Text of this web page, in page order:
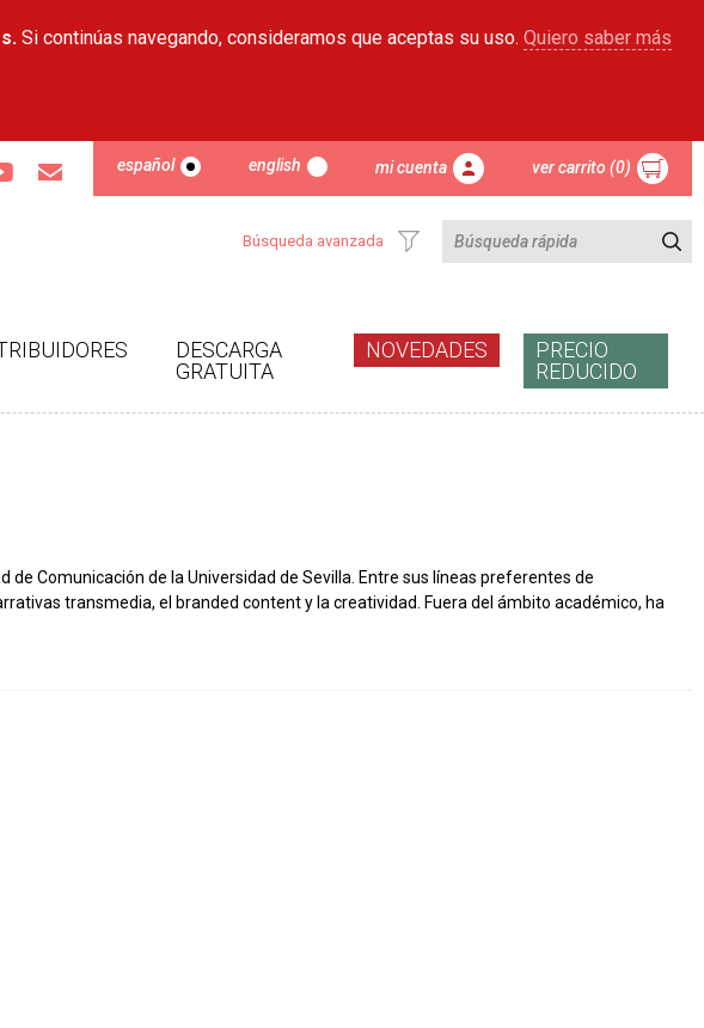
Si continúas navegando, consideramos que aceptas su uso. Quiero saber más
español english mi cuenta ver carrito (0)
Búsqueda avanzada
DESCARGA
GRATUITA
NOVEDADES
PRECIO
REDUCIDO
Comunicación de la Universidad de Sevilla. Entre sus líneas preferentes de
transmedia, el branded content y la creatividad. Fuera del ámbito académico, ha